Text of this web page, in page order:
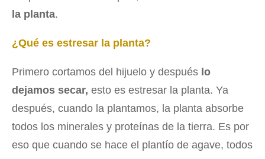
la planta.
¿Qué es estresar la planta?
Primero cortamos del hijuelo y después lo
dejamos secar, esto es estresar la planta. Ya
después, cuando la plantamos, la planta absorbe
todos los minerales y proteínas de la tierra. Es por
eso que cuando se hace el plantío de agave, todos